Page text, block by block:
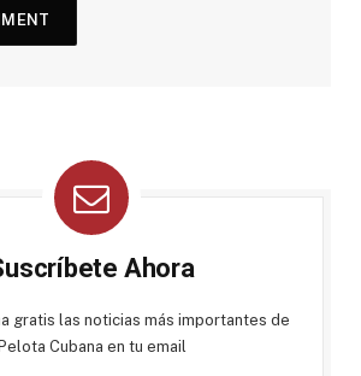
Ahora
gratis las noticias más importantes de
Pelota Cubana en tu email